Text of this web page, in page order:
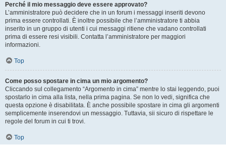
Perché il mio messaggio deve essere approvato?
L’amministratore può decidere che in un forum i messaggi inseriti devono
prima essere controllati. È inoltre possibile che l’amministratore ti abbia
inserito in un gruppo di utenti i cui messaggi ritiene che vadano controllati
prima di essere resi visibili. Contatta l’amministratore per maggiori
informazioni.
Top
Come posso spostare in cima un mio argomento?
Cliccando sul collegamento “Argomento in cima” mentre lo stai leggendo, puoi
spostarlo in cima alla lista, nella prima pagina. Se non lo vedi, significa che
questa opzione è disabilitata. È anche possibile spostare in cima gli argomenti
semplicemente inserendovi un messaggio. Tuttavia, sii sicuro di rispettare le
regole del forum in cui ti trovi.
Top